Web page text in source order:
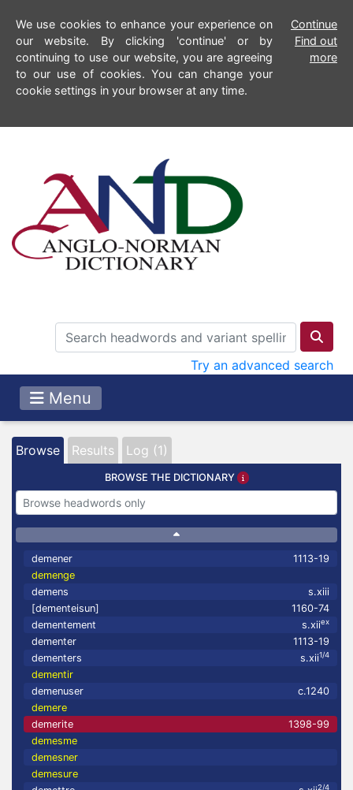
We use cookies to enhance your experience on
our website. By clicking 'continue' or by
continuing to use our website, you are agreeing
to our use of cookies. You can change your
cookie settings in your browser at any time.
Continue
Find out
more
Try an advanced search
Menu
Browse Results Log (1)
BROWSE THE DICTIONARY
demener
1113-19
demenge
demens
s.xiii
[dementeisun]
1160-74
dementement
s.xiiex
dementer
1113-19
dementers
s.xii1/4
dementir
demenuser
c.1240
demere
demerite
1398-99
demesme
demesner
demesure
2/4